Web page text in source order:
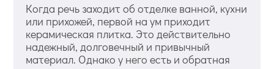
Когда речь заходит об отделке ванной, кухни
или прихожей, первой на ум приходит
керамическая плитка. Это действительно
надежный, долговечный и привычный
материал. Однако у него есть и обратная